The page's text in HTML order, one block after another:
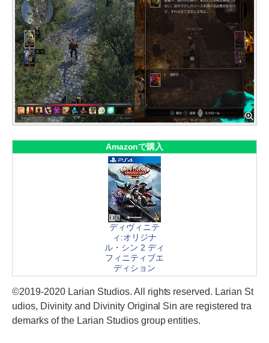
Amazonで購入
ディヴィニテ
ィ:オリジナ
ル・シン 2 ディ
フィニティブエ
ディション
©2019-2020 Larian Studios. All rights reserved. Larian St
udios, Divinity and Divinity Original Sin are registered tra
demarks of the Larian Studios group entities.